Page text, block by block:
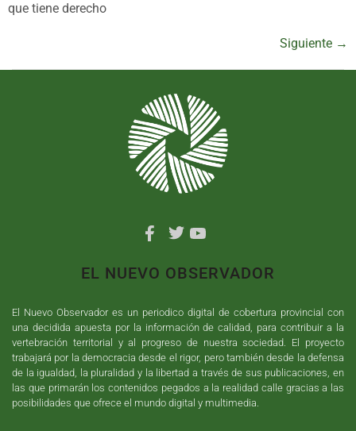
que tiene derecho
Siguiente →
EL NUEVO OBSERVADOR
El Nuevo Observador es un periodico digital de cobertura provincial con
una decidida apuesta por la información de calidad, para contribuir a la
vertebración territorial y al progreso de nuestra sociedad. El proyecto
trabajará por la democracia desde el rigor, pero también desde la defensa
de la igualdad, la pluralidad y la libertad a través de sus publicaciones, en
las que primarán los contenidos pegados a la realidad calle gracias a las
posibilidades que ofrece el mundo digital y multimedia.